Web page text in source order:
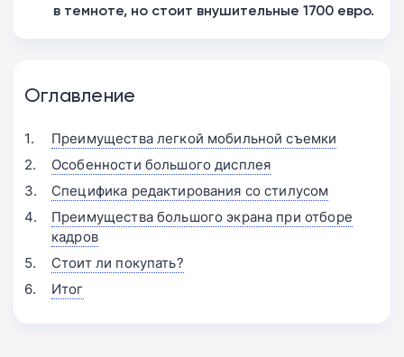
в темноте, но стоит внушительные 1700 евро.
Оглавление
Преимущества легкой мобильной съемки
Особенности большого дисплея
Специфика редактирования со стилусом
Преимущества большого экрана при отборе
кадров
Стоит ли покупать?
Итог